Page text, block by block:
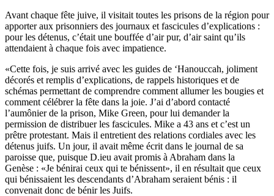
Avant chaque fête juive, il visitait toutes les prisons de la région pour
apporter aux prisonniers des journaux et fascicules d’explications :
pour les détenus, c’était une bouffée d’air pur, d’air saint qu’ils
attendaient à chaque fois avec impatience.
«Cette fois, je suis arrivé avec les guides de ‘Hanouccah, joliment
décorés et remplis d’explications, de rappels historiques et de
schémas permettant de comprendre comment allumer les bougies et
comment célébrer la fête dans la joie. J’ai d’abord contacté
l’aumônier de la prison, Mike Green, pour lui demander la
permission de distribuer les fascicules. Mike a 43 ans et c’est un
prêtre protestant. Mais il entretient des relations cordiales avec les
détenus juifs. Un jour, il avait même écrit dans le journal de sa
paroisse que, puisque D.ieu avait promis à Abraham dans la
Genèse : «Je bénirai ceux qui te bénissent», il en résultait que ceux
qui bénissaient les descendants d’Abraham seraient bénis : il
convenait donc de bénir les Juifs.